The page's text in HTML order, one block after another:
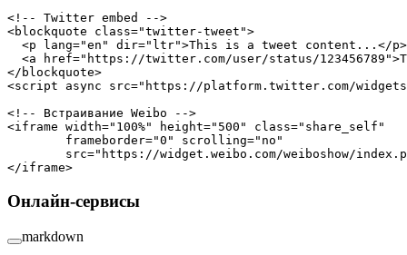
<!-- Twitter embed -->
<blockquote class="twitter-tweet">
  <
p lang="en" dir="ltr">This is a tweet content...</p>
  <
a href="https://twitter.com/user/status/123456789"
</ blockquote>
<script async src="https://platform.twitter.com/
<!-- Встраивание Weibo -->
<iframe width="100%" height="500" class="share_self"
        frameborder
="0" scrolling="no"
        src
="https://widget.weibo.com/weiboshow/
</iframe>
Онлайн-сервисы
markdown